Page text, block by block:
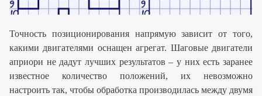
Точность позиционирования напрямую зависит от того,
какими двигателями оснащен агрегат. Шаговые двигатели
априори не дадут лучших результатов – у них есть заранее
известное количество положений, их невозможно
настроить так, чтобы обработка производилась между двумя